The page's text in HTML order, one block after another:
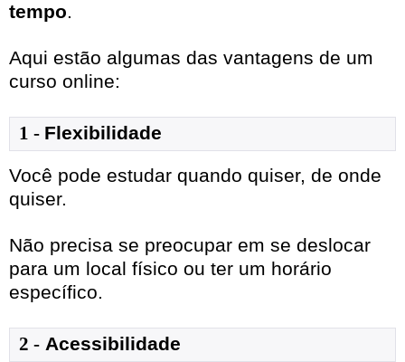
tempo.
Aqui estão algumas das vantagens de um
curso online:
1 - Flexibilidade
Você pode estudar quando quiser, de onde
quiser.
Não precisa se preocupar em se deslocar
para um local físico ou ter um horário
específico.
2 - Acessibilidade